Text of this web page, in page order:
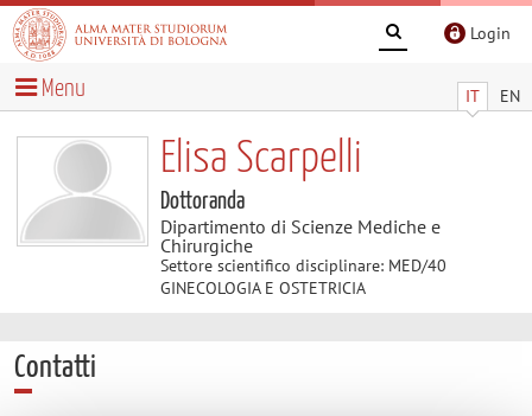
Login
IT EN
Menu
Elisa Scarpelli
Dottoranda
Dipartimento di Scienze Mediche e
Chirurgiche
Settore scientifico disciplinare: MED/40
GINECOLOGIA E OSTETRICIA
Contatti